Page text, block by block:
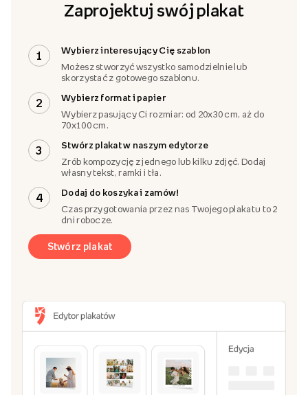
Zaprojektuj swój plakat
1
Wybierz interesujący Cię szablon
Możesz stworzyć wszystko samodzielnie lub
skorzystać z gotowego szablonu.
2
Wybierz format i papier
Wybierz pasujący Ci rozmiar: od 20x30 cm, aż do
70x100 cm.
3
Stwórz plakat w naszym edytorze
Zrób kompozycję z jednego lub kilku zdjęć. Dodaj
własny tekst, ramki i tła.
4
Dodaj do koszyka i zamów!
Czas przygotowania przez nas Twojego plakatu to 2
dni robocze.
Stwórz plakat